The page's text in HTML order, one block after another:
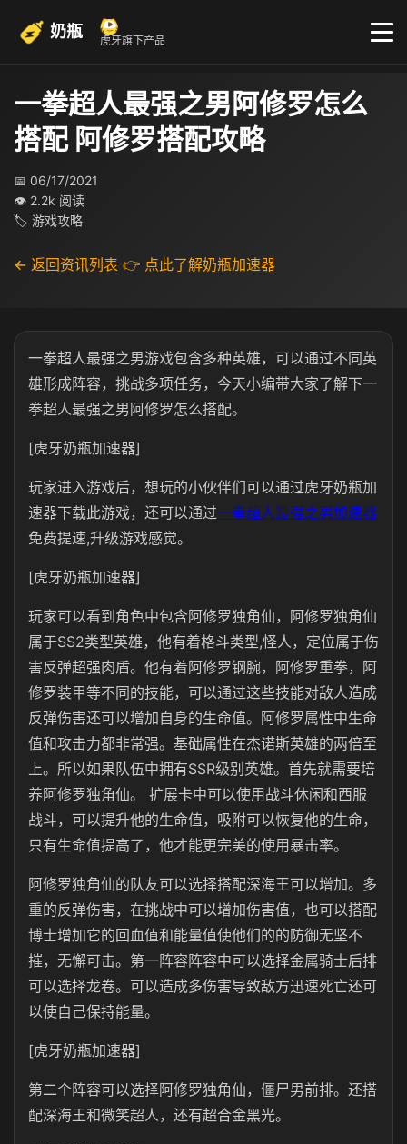
奶瓶 虎牙旗下产品
一拳超人最强之男阿修罗怎么
搭配 阿修罗搭配攻略
📅 06/17/2021
👁 2.2k 阅读
🏷 游戏攻略
← 返回资讯列表 👉 点此了解奶瓶加速器
一拳超人最强之男游戏包含多种英雄，可以通过不同英
雄形成阵容，挑战多项任务，今天小编带大家了解下一
拳超人最强之男阿修罗怎么搭配。
[虎牙奶瓶加速器]
玩家进入游戏后，想玩的小伙伴们可以通过虎牙奶瓶加
速器下载此游戏，还可以通过一拳超人最强之男加速器
免费提速,升级游戏感觉。
[虎牙奶瓶加速器]
玩家可以看到角色中包含阿修罗独角仙，阿修罗独角仙
属于SS2类型英雄，他有着格斗类型,怪人，定位属于伤
害反弹超强肉盾。他有着阿修罗钢腕，阿修罗重拳，阿
修罗装甲等不同的技能，可以通过这些技能对敌人造成
反弹伤害还可以增加自身的生命值。阿修罗属性中生命
值和攻击力都非常强。基础属性在杰诺斯英雄的两倍至
上。所以如果队伍中拥有SSR级别英雄。首先就需要培
养阿修罗独角仙。 扩展卡中可以使用战斗休闲和西服
战斗，可以提升他的生命值，吸附可以恢复他的生命，
只有生命值提高了，他才能更完美的使用暴击率。
阿修罗独角仙的队友可以选择搭配深海王可以增加。多
重的反弹伤害，在挑战中可以增加伤害值，也可以搭配
博士增加它的回血值和能量值使他们的的防御无坚不
摧，无懈可击。第一阵容阵容中可以选择金属骑士后排
可以选择龙卷。可以造成多伤害导致敌方迅速死亡还可
以使自己保持能量。
[虎牙奶瓶加速器]
第二个阵容可以选择阿修罗独角仙，僵尸男前排。还搭
配深海王和微笑超人，还有超合金黑光。